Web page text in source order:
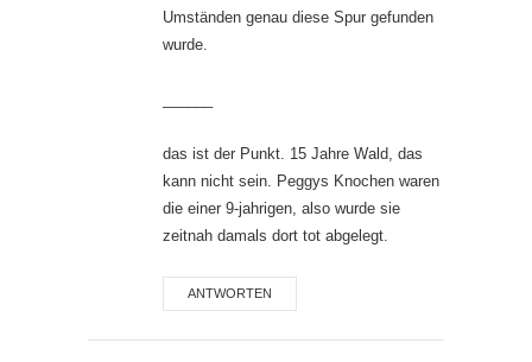
Umständen genau diese Spur gefunden
wurde.
das ist der Punkt. 15 Jahre Wald, das
kann nicht sein. Peggys Knochen waren
die einer 9-jahrigen, also wurde sie
zeitnah damals dort tot abgelegt.
ANTWORTEN